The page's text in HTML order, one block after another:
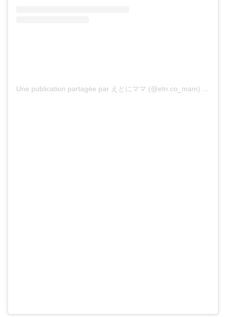
Une publication partagée par えとにママ (@etn.co_mam)